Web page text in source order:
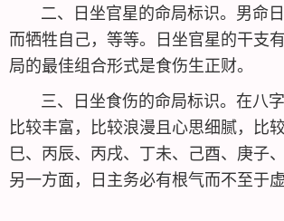
二、日坐官星的命局标识。男命日
而牺牲自己，等等。日坐官星的干支
局的最佳组合形式是食伤生正财。
三、日坐食伤的命局标识。在八字
比较丰富，比较浪漫且心思细腻，比
巳、丙辰、丙戌、丁未、己酉、庚子
另一方面，日主务必有根气而不至于